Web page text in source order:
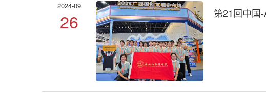
2024-09
26 第21回中国